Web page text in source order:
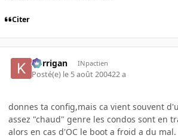
Citer
korrigan INpactien
Posté(e) le 5 août 200422 a
donnes ta config,mais ca vient souvent
assez "chaud" genre les condos sont en
alors en cas d'OC le boot a froid a du mal.